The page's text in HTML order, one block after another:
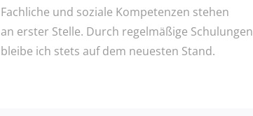
Fachliche und soziale Kompetenzen stehen
an erster Stelle. Durch regelmäßige Schulungen
bleibe ich stets auf dem neuesten Stand.